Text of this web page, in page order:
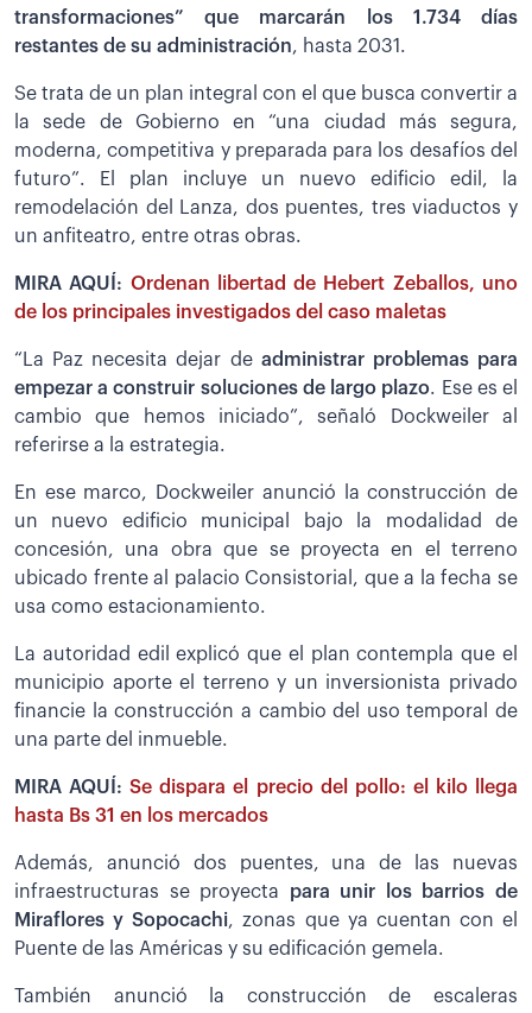
transformaciones” que marcarán los 1.734 días
restantes de su administración, hasta 2031.
Se trata de un plan integral con el que busca convertir a
la sede de Gobierno en “una ciudad más segura,
moderna, competitiva y preparada para los desafíos del
futuro”. El plan incluye un nuevo edificio edil, la
remodelación del Lanza, dos puentes, tres viaductos y
un anfiteatro, entre otras obras.
MIRA AQUÍ: Ordenan libertad de Hebert Zeballos, uno
de los principales investigados del caso maletas
“La Paz necesita dejar deadministrar problemas para
empezar a construir soluciones de largo plazo. Ese es el
cambio que hemos iniciado”, señaló Dockweiler al
referirse a la estrategia.
En ese marco, Dockweiler anunció la construcción de
un nuevo edificio municipal bajo la modalidad de
concesión, una obra que se proyecta en el terreno
ubicado frente al palacio Consistorial, que a la fecha se
usa como estacionamiento.
La autoridad edil explicó que el plan contempla que el
municipio aporte el terreno y un inversionista privado
financie la construcción a cambio del uso temporal de
una parte del inmueble.
MIRA AQUÍ:Se dispara el precio del pollo: el kilo llega
hasta Bs 31 en los mercados
Además, anunció dos puentes, una de las nuevas
infraestructuras se proyecta para unir los barrios de
Miraflores y Sopocachi, zonas que ya cuentan con el
Puente de las Américas y su edificación gemela.
También anunció la construcción de escaleras